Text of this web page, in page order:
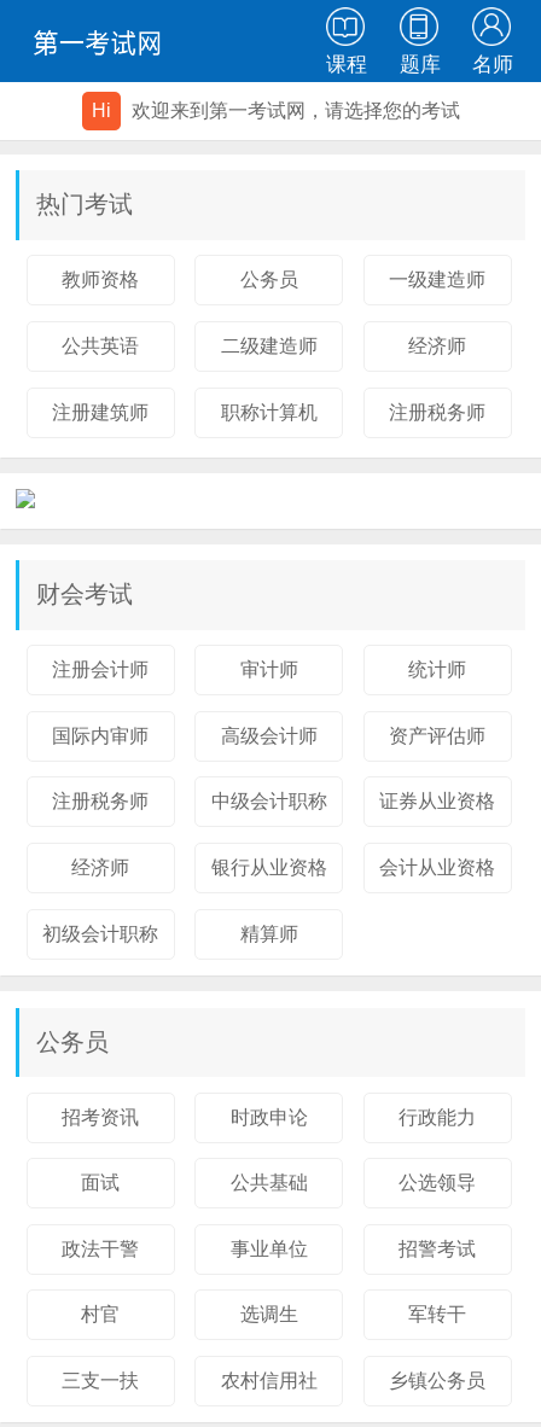
课程 题库 名师
Hi 欢迎来到第一考试网，请选择您的考试
热门考试
教师资格 公务员 一级建造师
公共英语 二级建造师 经济师
注册建筑师 职称计算机 注册税务师
财会考试
注册会计师 审计师 统计师
国际内审师 高级会计师 资产评估师
注册税务师 中级会计职称 证券从业资格
经济师 银行从业资格 会计从业资格
初级会计职称 精算师
公务员
招考资讯 时政申论 行政能力
面试 公共基础 公选领导
政法干警 事业单位 招警考试
村官 选调生 军转干
三支一扶 农村信用社 乡镇公务员